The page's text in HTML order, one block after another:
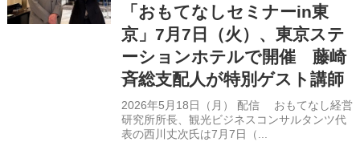
「おもてなしセミナーin東
京」7月7日（火）、東京ステ
ーションホテルで開催 藤崎
斉総支配人が特別ゲスト講師
2026年5月18日（月） 配信 おもてなし経営
研究所所長、観光ビジネスコンサルタンツ代
表の西川丈次氏は7月7日（...